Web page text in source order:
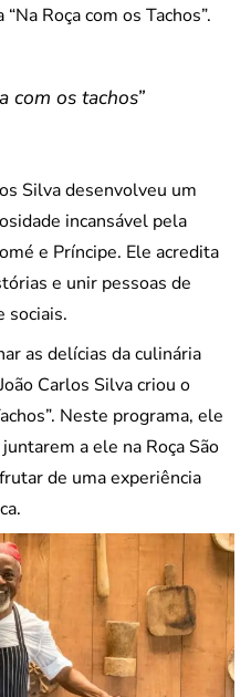
Roça com os Tachos”.
com os tachos”
Silva desenvolveu um
incansável pela
e Príncipe. Ele acredita
e unir pessoas de
sociais.
as delícias da culinária
Carlos Silva criou o
Neste programa, ele
a ele na Roça São
de uma experiência